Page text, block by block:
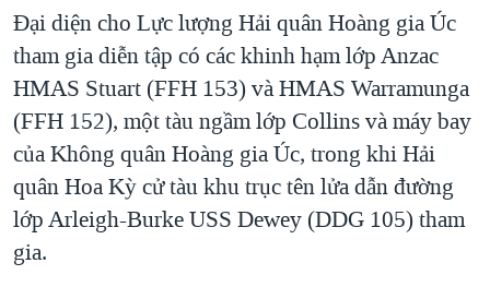
Đại diện cho Lực lượng Hải quân Hoàng gia Úc
tham gia diễn tập có các khinh hạm lớp Anzac
HMAS Stuart (FFH 153) và HMAS Warramunga
(FFH 152), một tàu ngầm lớp Collins và máy bay
của Không quân Hoàng gia Úc, trong khi Hải
quân Hoa Kỳ cử tàu khu trục tên lửa dẫn đường
lớp Arleigh-Burke USS Dewey (DDG 105) tham
gia.